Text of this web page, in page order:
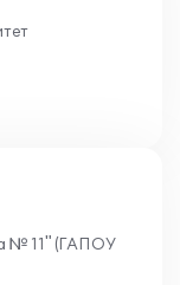
№ 11" (ГАПОУ